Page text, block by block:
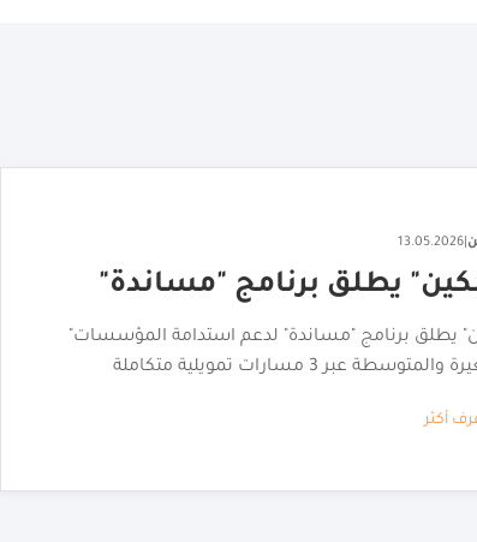
"تمكين" يطلق برنامج "مساندة" لدعم استدامة المؤسسات
عبر 3 مسارات تمويلية متكاملة